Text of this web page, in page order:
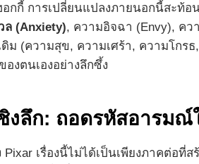
กกี้ การเปลี่ยนแปลงภายนอกนี้สะท้
ล (Anxiety), ความอิจฉา (Envy), คว
ม (ความสุข, ความเศร้า, ความโกร
องตนเองอย่างลึกซึ้ง
งลึก: ถอดรหัสอารมณ์
เรื่องนี้ไม่ได้เป็นเพียงภาคต่อ